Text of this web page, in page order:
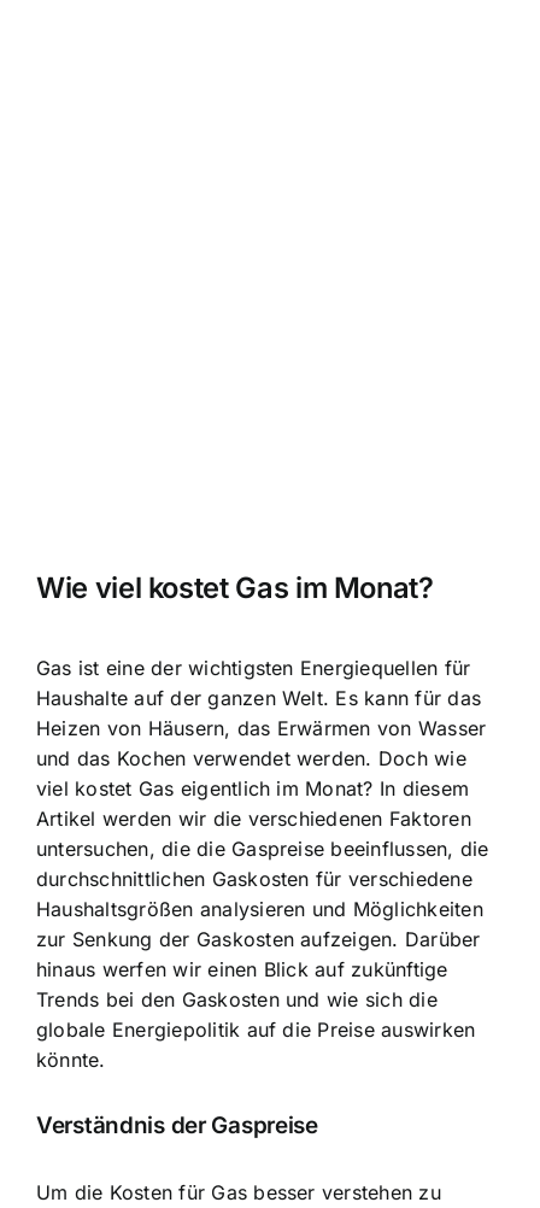
Wie viel kostet Gas im Monat?
Gas ist eine der wichtigsten Energiequellen für
Haushalte auf der ganzen Welt. Es kann für das
Heizen von Häusern, das Erwärmen von Wasser
und das Kochen verwendet werden. Doch wie
viel kostet Gas eigentlich im Monat? In diesem
Artikel werden wir die verschiedenen Faktoren
untersuchen, die die Gaspreise beeinflussen, die
durchschnittlichen Gaskosten für verschiedene
Haushaltsgrößen analysieren und Möglichkeiten
zur Senkung der Gaskosten aufzeigen. Darüber
hinaus werfen wir einen Blick auf zukünftige
Trends bei den Gaskosten und wie sich die
globale Energiepolitik auf die Preise auswirken
könnte.
Verständnis der Gaspreise
Um die Kosten für Gas besser verstehen zu